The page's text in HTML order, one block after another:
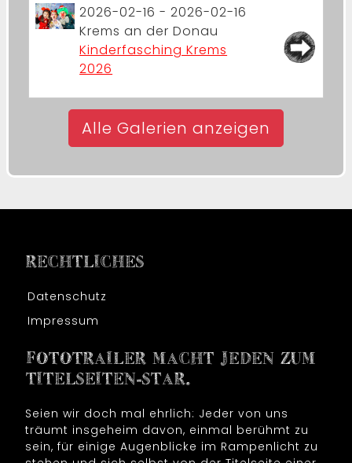
2026-02-16 - 2026-02-16
Krems an der Donau
Kinderfasching Krems
2026
Alle Galerien anzeigen
RECHTLICHES
Datenschutz
Impressum
FOTOTRAILER MACHT JEDEN ZUM
TITELSEITEN-STAR.
Seien wir doch mal ehrlich: Jeder von uns
träumt insgeheim davon, einmal berühmt zu
sein, für einige Augenblicke im Rampenlicht zu